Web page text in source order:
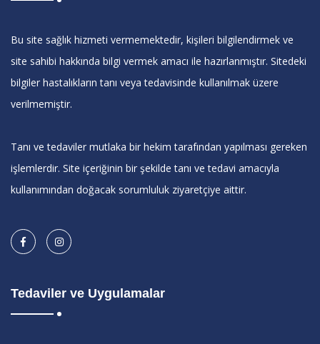
Bu site sağlık hizmeti vermemektedir, kişileri bilgilendirmek ve
site sahibi hakkında bilgi vermek amacı ile hazırlanmıştır. Sitedeki
bilgiler hastalıkların tanı veya tedavisinde kullanılmak üzere
verilmemiştir.
Tanı ve tedaviler mutlaka bir hekim tarafından yapılması gereken
işlemlerdir. Site içeriğinin bir şekilde tanı ve tedavi amacıyla
kullanımından doğacak sorumluluk ziyaretçiye aittir.
Tedaviler ve Uygulamalar